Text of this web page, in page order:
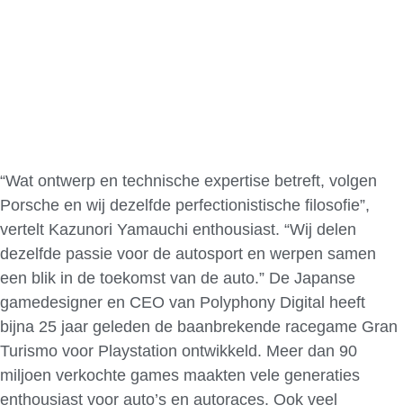
“Wat ontwerp en technische expertise betreft, volgen
Porsche en wij dezelfde perfectionistische filosofie”,
vertelt Kazunori Yamauchi enthousiast. “Wij delen
dezelfde passie voor de autosport en werpen samen
een blik in de toekomst van de auto.” De Japanse
gamedesigner en CEO van Polyphony Digital heeft
bijna 25 jaar geleden de baanbrekende racegame Gran
Turismo voor Playstation ontwikkeld. Meer dan 90
miljoen verkochte games maakten vele generaties
enthousiast voor auto’s en autoraces. Ook veel